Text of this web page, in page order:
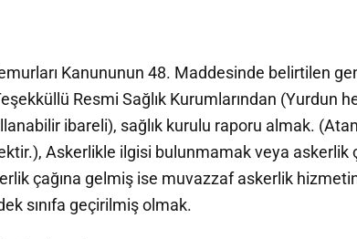
Kanununun 48. Maddesinde belirtilen
Resmi Sağlık Kurumlarından (Yurdun
ibareli), sağlık kurulu raporu almak.
Askerlikle ilgisi bulunmamak veya askerlik
çağına gelmiş ise muvazzaf askerlik
sınıfa geçirilmiş olmak.